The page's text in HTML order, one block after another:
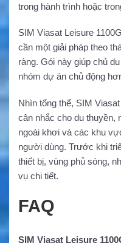
trong hành trình hoặc
SIM Viasat Leisure
cần một giải pháp theo
ràng. Gói này giúp chủ
nhóm dự án chủ động
Nhìn tổng thể, SIM
cân nhắc cho du thuyền,
ngoài khơi và các khu
người dùng. Trước khi
thiết bị, vùng phủ sóng,
vụ chi tiết.
FAQ
SIM Viasat Leisure